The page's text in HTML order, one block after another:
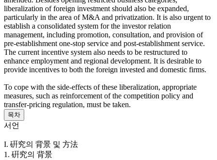
liberalization of foreign investment should also be expanded,
particularly in the area of M&A and privatization. It is also urgent to
establish a consolidated system for the investor relation
management, including promotion, consultation, and provision of
pre-establishment one-stop service and post-establishment service.
The current incentive system also needs to be restructured to
enhance employment and regional development. It is desirable to
provide incentives to both the foreign invested and domestic firms.
To cope with the side-effects of these liberalization, appropriate
measures, such as reinforcement of the competition policy and
transfer-pricing regulation, must be taken.
목차
서언
I. 硏究의 背景 및 方法
1. 硏究의 背景